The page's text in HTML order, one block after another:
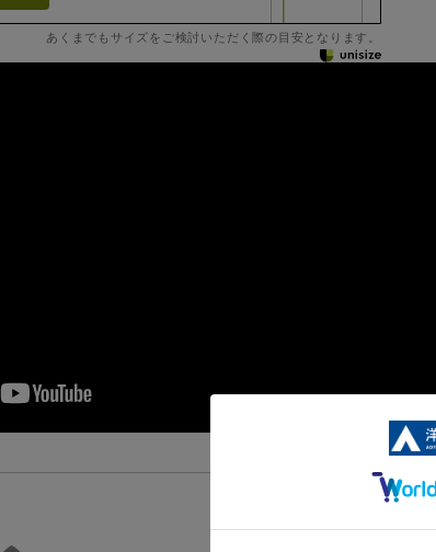
あくまでもサイズをご検討いただく際の目安となります。